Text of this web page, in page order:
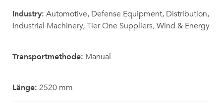
Industry: Automotive, Defense Equipment, Distribution,
Industrial Machinery, Tier One Suppliers, Wind & Energy
Transportmethode: Manual
Länge: 2520 mm